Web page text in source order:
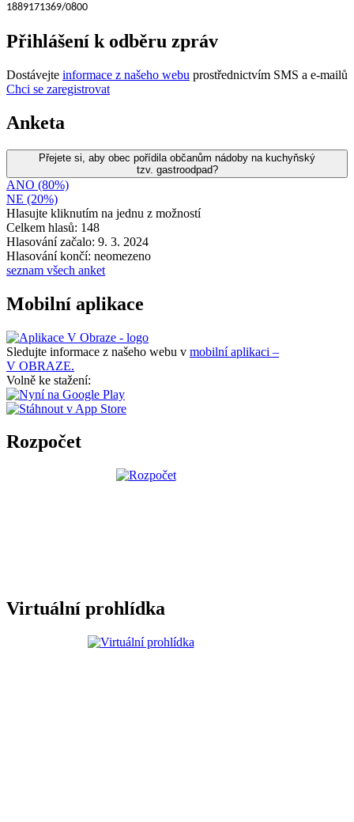
1889171369/0800
Přihlášení k odběru zpráv
Dostávejte informace z našeho webu prostřednictvím SMS a e-mailů
Chci se zaregistrovat
Anketa
Přejete si, aby obec pořídila občanům nádoby na kuchyňský
tzv. gastroodpad?
ANO (80%)
NE (20%)
Hlasujte kliknutím na jednu z možností
Celkem hlasů: 148
Hlasování začalo: 9. 3. 2024
Hlasování končí: neomezeno
seznam všech anket
Mobilní aplikace
Sledujte informace z našeho webu v mobilní aplikaci –
V OBRAZE.
Volně ke stažení:
Rozpočet
Virtuální prohlídka